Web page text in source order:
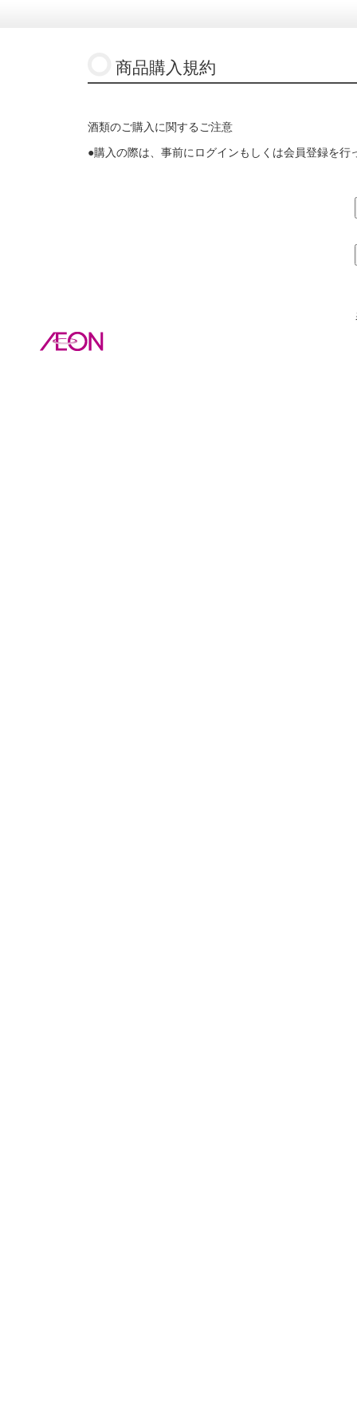
商品購入規約
酒類のご購入に関するご注意
●購入の際は、事前にログインもしくは会員登録を